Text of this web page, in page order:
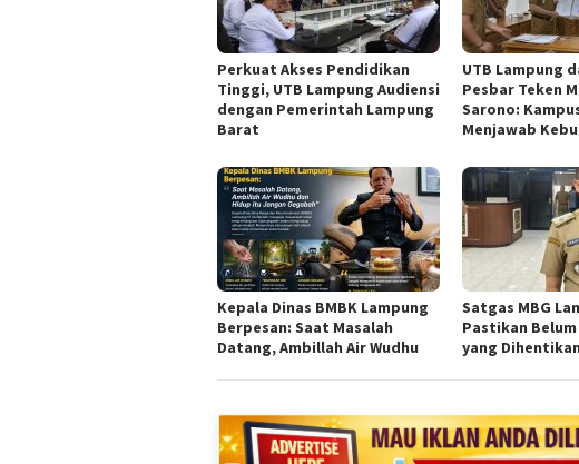
Perkuat Akses Pendidikan
Tinggi, UTB Lampung Audiensi
dengan Pemerintah Lampung
Barat
UTB Lampung
Pesbar Teken
Sarono:
Menjawab
Kepala Dinas BMBK Lampung
Berpesan: Saat Masalah
Datang, Ambillah Air Wudhu
Satgas MBG
Pastikan
yang